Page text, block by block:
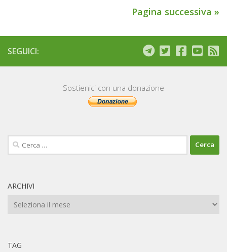
Pagina successiva »
SEGUICI:
Sostienici con una donazione
Ricerca
per:
ARCHIVI
Archivi
TAG